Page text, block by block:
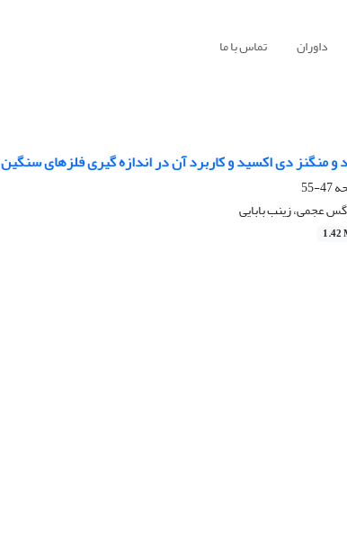
داوران تماس با ما
و منگنز دی اکسید و کاربرد آن در اندازه گیری فلزهای
47-55
عجمی، زینب بابایی
1.42